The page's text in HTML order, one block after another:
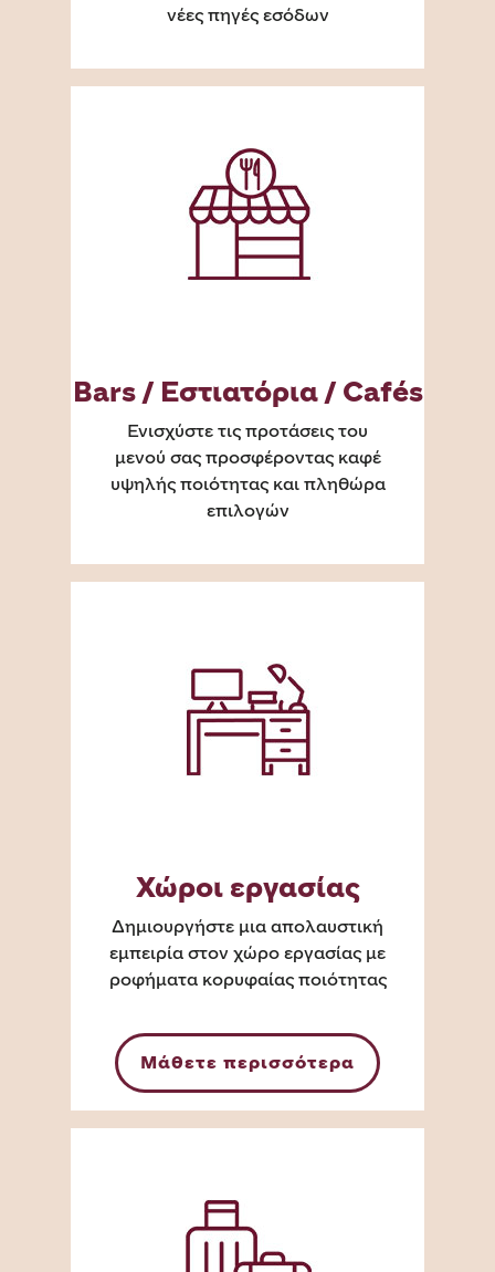
νέες πηγές εσόδων
Bars / Εστιατόρια / Cafés
Ενισχύστε τις προτάσεις του
μενού σας προσφέροντας καφέ
υψηλής ποιότητας και πληθώρα
επιλογών
Χώροι εργασίας
Δημιουργήστε μια απολαυστική
εμπειρία στον χώρο εργασίας με
ροφήματα κορυφαίας ποιότητας
Μάθετε περισσότερα